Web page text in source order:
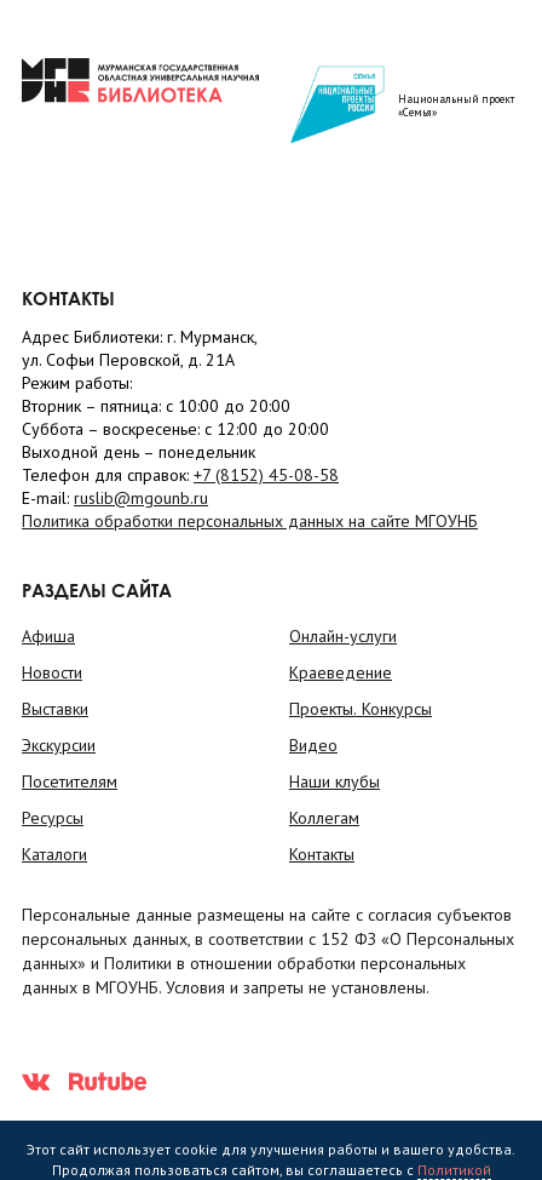
Национальный проект
«Семья»
КОНТАКТЫ
Адрес Библиотеки: г. Мурманск,
ул. Софьи Перовской, д. 21А
Режим работы:
Вторник – пятница: с 10:00 до 20:00
Суббота – воскресенье: c 12:00 до 20:00
Выходной день – понедельник
Телефон для справок: +7 (8152) 45-08-58
E-mail: ruslib@mgounb.ru
Политика обработки персональных данных на сайте МГОУНБ
РАЗДЕЛЫ САЙТА
Афиша
Новости
Выставки
Экскурсии
Посетителям
Ресурсы
Каталоги
Онлайн-услуги
Краеведение
Проекты. Конкурсы
Видео
Наши клубы
Коллегам
Контакты
Персональные данные размещены на сайте с согласия субъектов
персональных данных, в соответствии с 152 ФЗ «О Персональных
данных» и Политики в отношении обработки персональных
данных в МГОУНБ. Условия и запреты не установлены.
Этот сайт использует cookie для улучшения работы и вашего удобства.
Продолжая пользоваться сайтом, вы соглашаетесь с Политикой